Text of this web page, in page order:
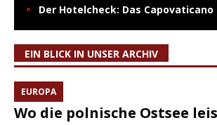
Der Hotelcheck: Das Capovaticano
EIN BLICK IN UNSER ARCHIV
EUROPA
Wo die polnische Ostsee